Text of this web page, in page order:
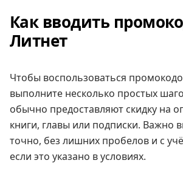
Как вводить
Литнет
Чтобы воспользоваться
выполните несколько простых
обычно предоставляют скидку на
книги, главы или подписки. Важно
точно, без лишних пробелов и с
если это указано в условиях.